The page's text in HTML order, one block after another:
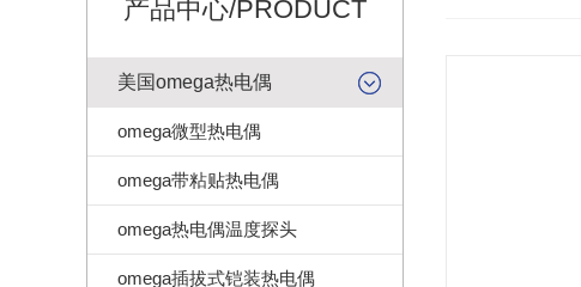
产品中心/PRODUCT
美国omega热电偶
omega微型热电偶
omega带粘贴热电偶
omega热电偶温度探头
omega插拔式铠装热电偶